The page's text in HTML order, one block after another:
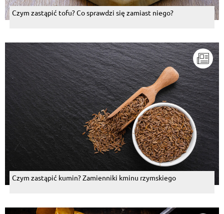
Czym zastąpić tofu? Co sprawdzi się zamiast niego?
Czym zastąpić kumin? Zamienniki kminu rzymskiego